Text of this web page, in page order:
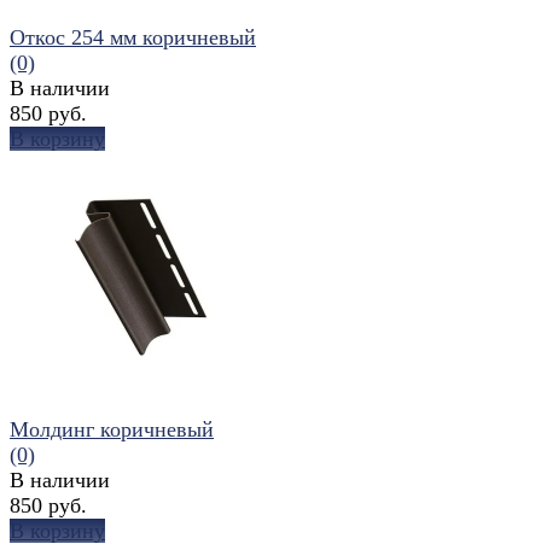
избранное сравнить
Откос 254 мм коричневый
(0)
В наличии
850 руб.
В корзину
Молдинг коричневый
(0)
В наличии
850 руб.
В корзину